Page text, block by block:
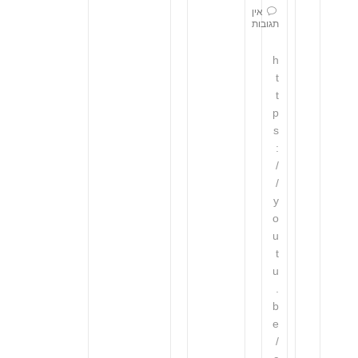
אין
תגובות
h
t
t
p
s
:
/
/
y
o
u
t
u
b
e
/